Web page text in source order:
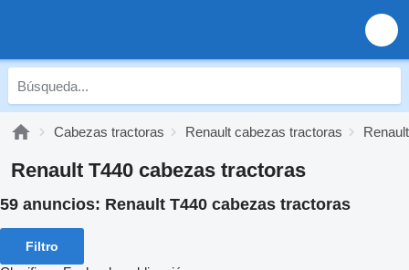
Cabezas tractoras Renault cabezas tractoras
Renault T440 cabezas tractoras
59 anuncios: Renault T440 cabezas tractoras
Filtro